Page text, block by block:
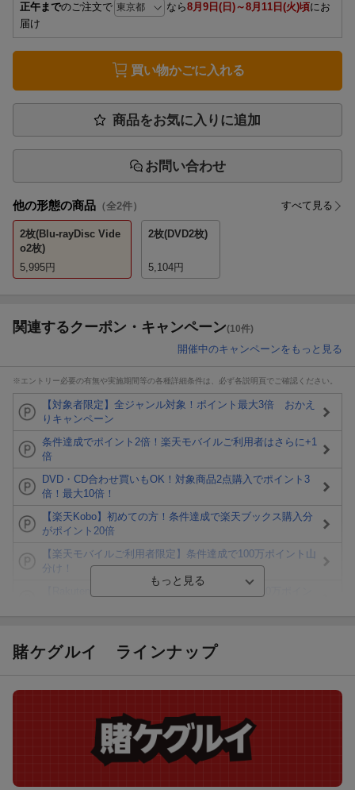
正午までのご注文で なら8月9日(日)～8月11日(火)頃にお
届け
買い物かごに入れる
商品をお気に入りに追加
お問い合わせ
他の形態の商品 （全2件） すべて見る
2枚(Blu-rayDisc Vide
o2枚)
5,995円
2枚(DVD2枚)
5,104円
関連するクーポン・キャンペーン(10件)
開催中のキャンペーンをもっと見る
※エントリー必要の有無や実施期間等の各種詳細条件は、必ず各説明頁でご確認ください。
【対象者限定】全ジャンル対象！ポイント最大3倍 おかえ
りキャンペーン
条件達成でポイント2倍！楽天モバイルご利用者はさらに+1
倍
DVD・CD合わせ買いもOK！対象商品2点購入でポイント3
倍！最大10倍！
【楽天Kobo】初めての方！条件達成で楽天ブックス購入分
がポイント20倍
【楽天モバイルご利用者限定】条件達成で100万ポイント山
分け！
が当たる！
ラン）が当たる！
楽天モバイル紹介キャンペーンの拡散で300円OFFクーポン
賭ケグルイ ラインナップ